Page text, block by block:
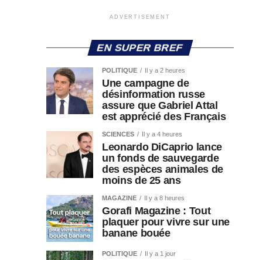
ADVERTISEMENT
EN SUPER BREF
POLITIQUE Il y a 2 heures
Une campagne de
désinformation russe
assure que Gabriel Attal
est apprécié des Français
SCIENCES Il y a 4 heures
Leonardo DiCaprio lance
un fonds de sauvegarde
des espèces animales de
moins de 25 ans
MAGAZINE Il y a 8 heures
Gorafi Magazine : Tout
plaquer pour vivre sur une
banane bouée
POLITIQUE Il y a 1 jour